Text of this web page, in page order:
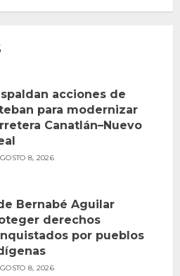
acciones de
para modernizar
Canatlán–Nuevo
8, 2026
Bernabé Aguilar
derechos
por pueblos
8, 2026